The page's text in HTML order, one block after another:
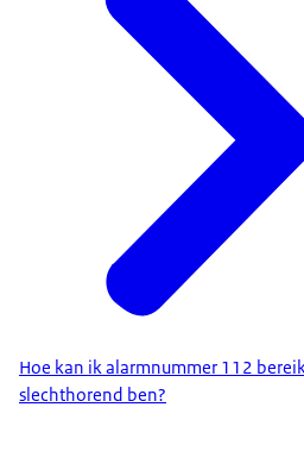
Hoe kan ik alarmnummer 112
slechthorend ben?